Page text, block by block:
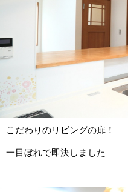
こだわりのリビングの扉！
一目ぼれで即決しました